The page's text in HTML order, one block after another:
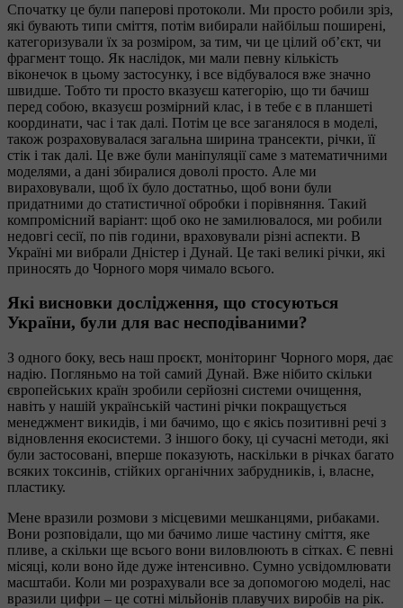
Спочатку це були паперові протоколи. Ми просто робили зріз,
які бувають типи сміття, потім вибирали найбільш поширені,
категоризували їх за розміром, за тим, чи це цілий об’єкт, чи
фрагмент тощо. Як наслідок, ми мали певну кількість
віконечок в цьому застосунку, і все відбувалося вже значно
швидше. Тобто ти просто вказуєш категорію, що ти бачиш
перед собою, вказуєш розмірний клас, і в тебе є в планшеті
координати, час і так далі. Потім це все заганялося в моделі,
також розраховувалася загальна ширина трансекти, річки, її
стік і так далі. Це вже були маніпуляції саме з математичними
моделями, а дані збиралися доволі просто. Але ми
вираховували, щоб їх було достатньо, щоб вони були
придатними до статистичної обробки і порівняння. Такий
компромісний варіант: щоб око не замилювалося, ми робили
недовгі сесії, по пів години, враховували різні аспекти. В
Україні ми вибрали Дністер і Дунай. Це такі великі річки, які
приносять до Чорного моря чимало всього.
Які висновки дослідження, що стосуються
України, були для вас несподіваними?
З одного боку, весь наш проєкт, моніторинг Чорного моря, дає
надію. Погляньмо на той самий Дунай. Вже нібито скільки
європейських країн зробили серйозні системи очищення,
навіть у нашій українській частині річки покращується
менеджмент викидів, і ми бачимо, що є якісь позитивні речі з
відновлення екосистеми. З іншого боку, ці сучасні методи, які
були застосовані, вперше показують, наскільки в річках багато
всяких токсинів, стійких органічних забрудників, і, власне,
пластику.
Мене вразили розмови з місцевими мешканцями, рибаками.
Вони розповідали, що ми бачимо лише частину сміття, яке
пливе, а скільки ще всього вони виловлюють в сітках. Є певні
місяці, коли воно йде дуже інтенсивно. Сумно усвідомлювати
масштаби. Коли ми розрахували все за допомогою моделі, нас
вразили цифри – це сотні мільйонів плавучих виробів на рік.